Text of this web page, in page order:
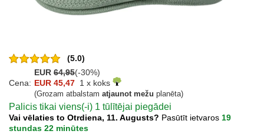
(5.0)
EUR 64,95(-30%)
Cena: EUR 45,47 1 x koks
(Grozam atbalstam atjaunot mežu planēta)
Palicis tikai viens(-i) 1 tūlītējai piegādei
Vai vēlaties to Otrdiena, 11. Augusts? Pasūtīt ietvaros 19
stundas 22 minūtes